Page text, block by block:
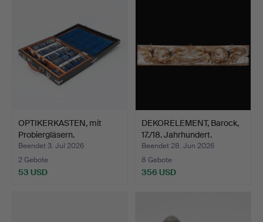
OPTIKERKASTEN, mit
Probiergläsern.
Beendet 3. Jul 2026
2 Gebote
53 USD
DEKORELEMENT, Barock,
17./18. Jahrhundert.
Beendet 28. Jun 2026
8 Gebote
356 USD